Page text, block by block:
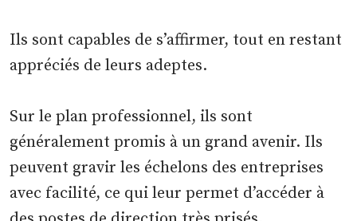
Ils sont capables de s’affirmer, tout en restant
appréciés de leurs adeptes.
Sur le plan professionnel, ils sont
généralement promis à un grand avenir. Ils
peuvent gravir les échelons des entreprises
avec facilité, ce qui leur permet d’accéder à